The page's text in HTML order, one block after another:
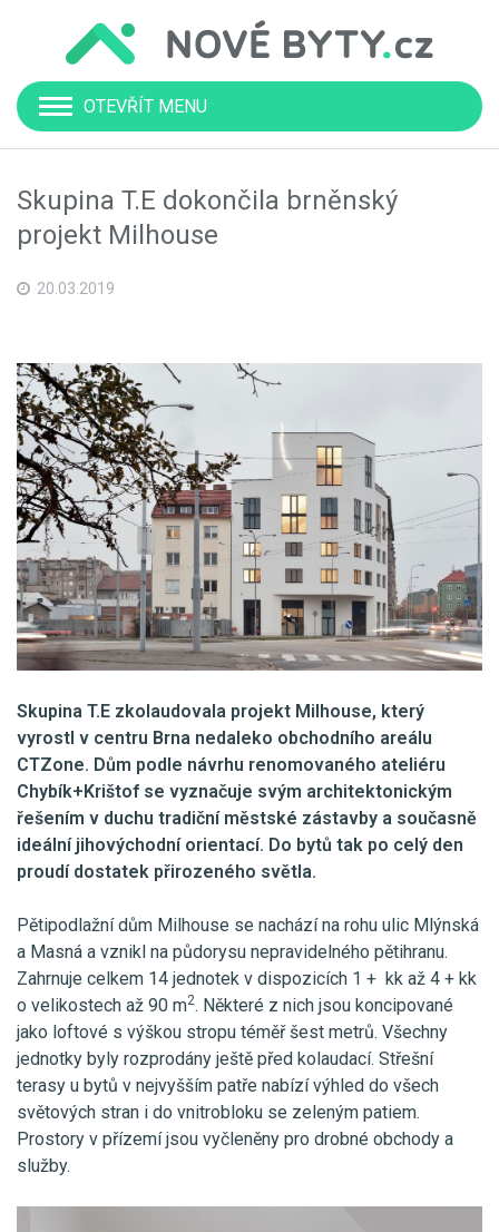
OTEVŘÍT MENU
Skupina T.E dokončila brněnský
projekt Milhouse
20.03.2019
Skupina T.E zkolaudovala projekt Milhouse, který
vyrostl v centru Brna nedaleko obchodního areálu
CTZone. Dům podle návrhu renomovaného ateliéru
Chybík+Krištof se vyznačuje svým architektonickým
řešením v duchu tradiční městské zástavby a současně
ideální jihovýchodní orientací. Do bytů tak po celý den
proudí dostatek přirozeného světla.
Pětipodlažní dům Milhouse se nachází na rohu ulic Mlýnská
a Masná a vznikl na půdorysu nepravidelného pětihranu.
Zahrnuje celkem 14 jednotek v dispozicích 1 + kk až 4 + kk
o velikostech až 90 m2. Některé z nich jsou koncipované
jako loftové s výškou stropu téměř šest metrů. Všechny
jednotky byly rozprodány ještě před kolaudací. Střešní
terasy u bytů v nejvyšším patře nabízí výhled do všech
světových stran i do vnitrobloku se zeleným patiem.
Prostory v přízemí jsou vyčleněny pro drobné obchody a
služby.